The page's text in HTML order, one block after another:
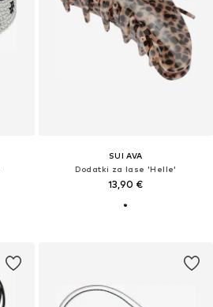
SUI AVA
Dodatki za lase 'Helle'
13,90 €